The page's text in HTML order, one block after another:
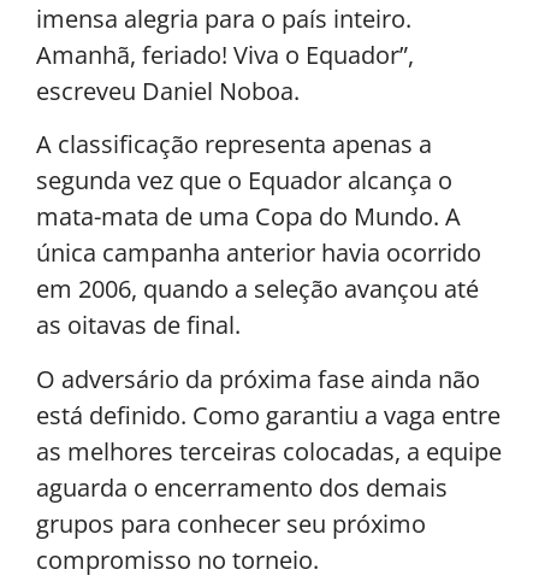
imensa alegria para o país inteiro.
Amanhã, feriado! Viva o Equador”,
escreveu Daniel Noboa.
A classificação representa apenas a
segunda vez que o Equador alcança o
mata-mata de uma Copa do Mundo. A
única campanha anterior havia ocorrido
em 2006, quando a seleção avançou até
as oitavas de final.
O adversário da próxima fase ainda não
está definido. Como garantiu a vaga entre
as melhores terceiras colocadas, a equipe
aguarda o encerramento dos demais
grupos para conhecer seu próximo
compromisso no torneio.